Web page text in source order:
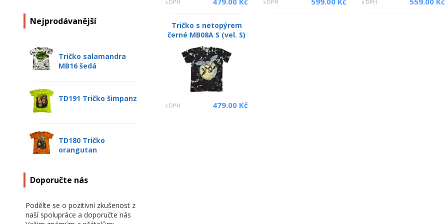
Nejprodávanější
Tričko salamandra
MB16 šedá
TD191 Tričko šimpanz
TD180 Tričko
orangutan
Doporučte nás
Podělte se o pozitivní zkušenost z
naší spolupráce a doporučte nás
s DPH s DPH s DPH
Tričko s netopýrem
černé MB08A S (vel. S)
s DPH 479.00 Kč